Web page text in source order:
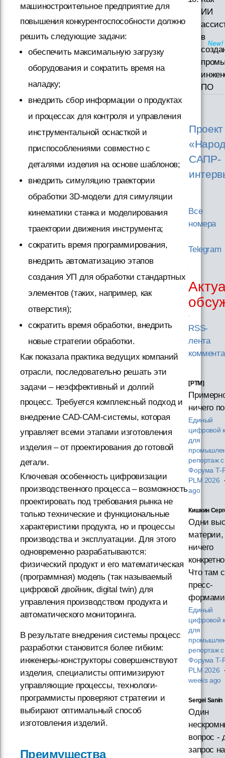
машиностроительное предприятие для
повышения конкурентоспособности должно
решить следующие задачи:
обеспечить максимальную загрузку
оборудования и сократить время на
наладку;
внедрить сбор информации о продуктах
и процессах для контроля и управления
инструментальной оснасткой и
приспособлениями совместно с
деталями изделия на основе шаблонов;
внедрить симуляцию траектории
обработки 3D-модели для симуляции
кинематики станка и моделирования
траектории движения инструмента;
сократить время программирования,
внедрить автоматизацию этапов
создания УП для обработки стандартных
элементов (таких, например, как
отверстия);
сократить время обработки, внедрить
новые стратегии обработки.
Как показала практика ведущих компаний
отрасли, последовательно решать эти
задачи – неэффективный и долгий
процесс. Требуется комплексный подход и
внедрение CAD-CAM-системы, которая
управляет всеми этапами изготовления
изделия – от проектирования до готовой
детали.
Ключевая особенность цифровизации
производственного процесса – возможность
проектировать под требования рынка не
только технические и функциональные
характеристики продукта, но и процессы
производства и эксплуатации. Для этого
одновременно разрабатываются:
физический продукт и его математическая
(программная) модель (так называемый
цифровой двойник, digital twin) для
управления производством продукта и
автоматического мониторинга.
В результате внедрения системы процесс
разработки становится более гибким:
инженеры-конструкторы совершенствуют
изделия, специалисты оптимизируют
управляющие процессы, технологи-
программисты проверяют стратегии и
выбирают оптимальный способ
изготовления изделий.
Преимущества
ИИ
в
ПО
Проект
САПР-
Все
номера
Telegram
RSS-
лента
[PTM]
ничего
Единый
цифровой
для
репортаж с
Форума
PLM 2026
ago
Кишкин
Одни
материи,
ничего
Что там с
пресс-
Единый
цифровой
для
репортаж с
Форума
PLM 2026
weeks ago
Sergei Sanin
Один
вопрос -
запрос на